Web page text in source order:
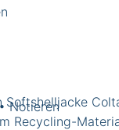
Notieren
Softshelljacke
Recycling-